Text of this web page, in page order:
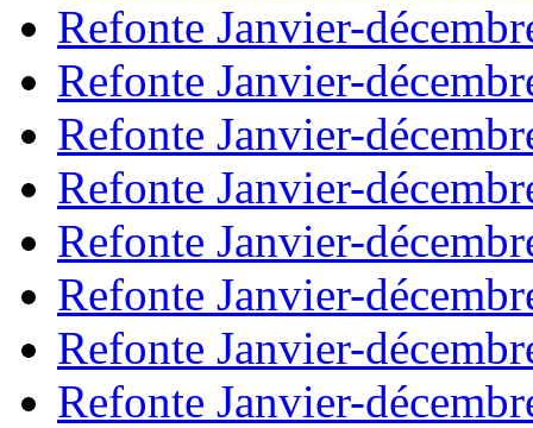
Refonte Janvier-
Refonte Janvier-
Refonte Janvier-
Refonte Janvier-
Refonte Janvier-
Refonte Janvier-
Refonte Janvier-
Refonte Janvier-